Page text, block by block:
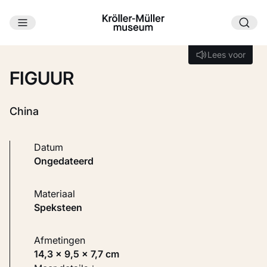
Ga naar hoofdinhoud
Lees voor
Lees voor
FIGUUR
China
Datum
ongedateerd
Materiaal
Speksteen
Afmetingen
14,3 × 9,5 × 7,7 cm